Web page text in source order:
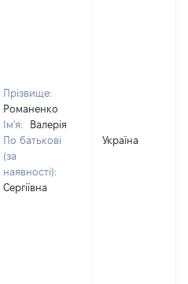
Прізвище:
Романенко
Ім'я:
Валерія
По батькові
(за
наявності):
Сергіївна
Україна